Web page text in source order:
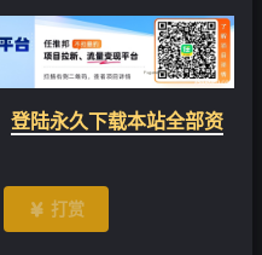
登陆永久下载本站全部资
 打赏